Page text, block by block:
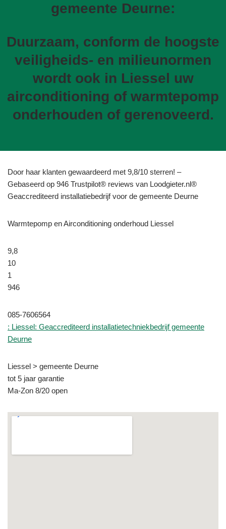
gemeente Deurne:
Duurzaam, conform de hoogste
veiligheids- en milieunormen
wordt ook in Liessel uw
airconditioning of warmtepomp
onderhouden of gerenoveerd.
Door haar klanten gewaardeerd met 9,8/10 sterren! –
Gebaseerd op 946 Trustpilot® reviews van Loodgieter.nl®
Geaccrediteerd installatiebedrijf voor de gemeente Deurne
Warmtepomp en Airconditioning onderhoud Liessel
9,8
10
1
946
085-7606564
: Liessel: Geaccrediteerd installatietechniekbedrijf gemeente
Deurne
Liessel > gemeente Deurne
tot 5 jaar garantie
Ma-Zon 8/20 open